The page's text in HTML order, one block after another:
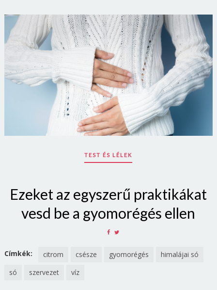
TEST ÉS LÉLEK
Ezeket az egyszerű praktikákat
vesd be a gyomorégés ellen
SHARE
FACEBOOK
TWITTER
Címkék: citrom csésze gyomorégés
himalájai só
só
szervezet víz